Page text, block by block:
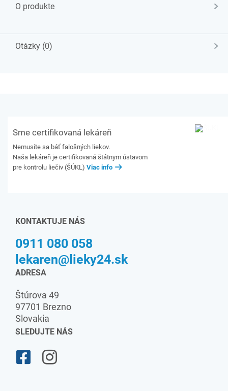
O produkte
Otázky (0)
Sme certifikovaná lekáreň
Nemusíte sa báť falošných liekov.
Naša lekáreň je certifikovaná štátnym ústavom
pre kontrolu liečiv (ŠÚKL) Viac info
KONTAKTUJE NÁS
0911 080 058
lekaren@lieky24.sk
ADRESA
Štúrova 49
97701 Brezno
Slovakia
SLEDUJTE NÁS